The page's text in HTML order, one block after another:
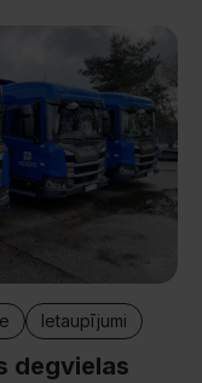
Ietaupījumi
degvielas